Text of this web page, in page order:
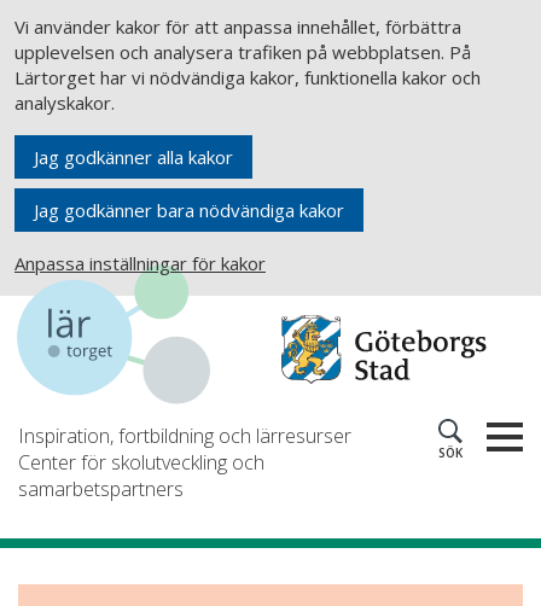
Vi använder kakor för att anpassa innehållet, förbättra
upplevelsen och analysera trafiken på webbplatsen. På
Lärtorget har vi nödvändiga kakor, funktionella kakor och
analyskakor.
Jag godkänner alla kakor
Jag godkänner bara nödvändiga kakor
Anpassa inställningar för kakor
Inspiration, fortbildning och lärresurser
Center för skolutveckling och
samarbetspartners
SÖK